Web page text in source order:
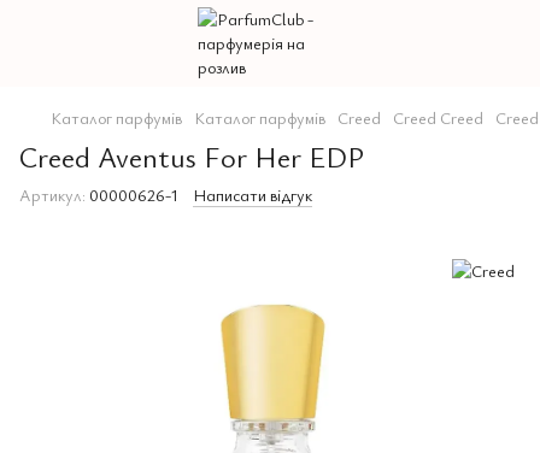
Каталог парфумів Каталог парфумів Creed Creed Creed
Creed Aventus For Her EDP
Артикул: 00000626-1 Написати відгук